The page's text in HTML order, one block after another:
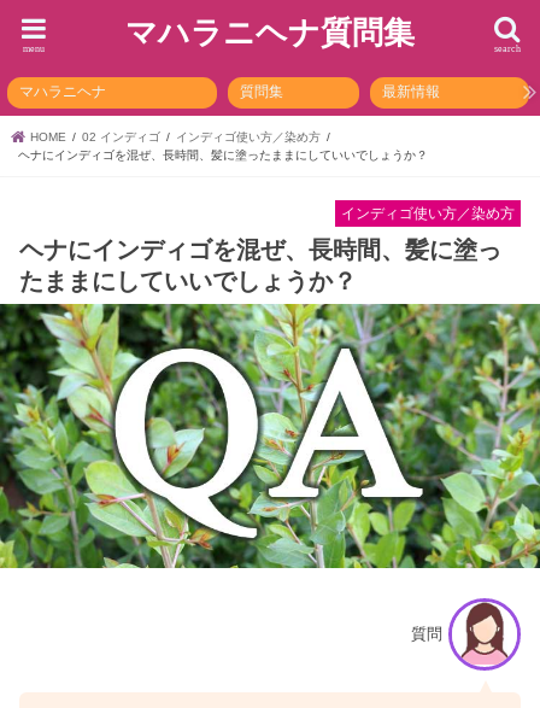
マハラニヘナ質問集 search
menu
マハラニヘナ 質問集 最新情報
HOME 02 インディゴ
インディゴ使い方／染め方
ヘナにインディゴを混ぜ、長時間、髪に塗ったままにしていいでしょうか？
インディゴ使い方／染め方
ヘナにインディゴを混ぜ、長時間、髪に塗っ
たままにしていいでしょうか？
質問